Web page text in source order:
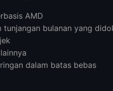
AMD
bulanan yang
dalam batas bebas